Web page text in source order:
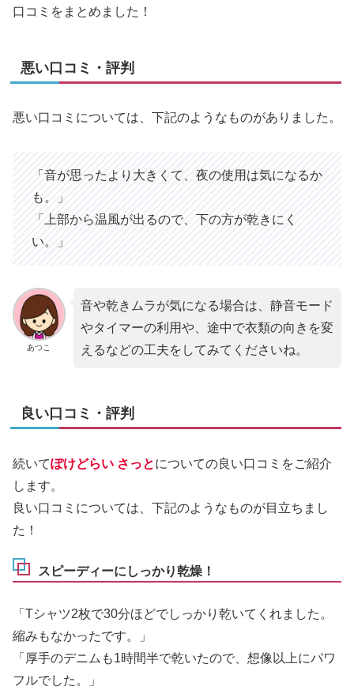
口コミをまとめました！
悪い口コミ・評判
悪い口コミについては、下記のようなものがありました。
「音が思ったより大きくて、夜の使用は気になるか
も。」
「上部から温風が出るので、下の方が乾きにく
い。」
あつこ
音や乾きムラが気になる場合は、静音モード
やタイマーの利用や、途中で衣類の向きを変
えるなどの工夫をしてみてくださいね。
良い口コミ・評判
続いてぽけどらい さっとについての良い口コミをご紹介
します。
良い口コミについては、下記のようなものが目立ちまし
た！
スピーディーにしっかり乾燥！
「Tシャツ2枚で30分ほどでしっかり乾いてくれました。
縮みもなかったです。」
「厚手のデニムも1時間半で乾いたので、想像以上にパワ
フルでした。」